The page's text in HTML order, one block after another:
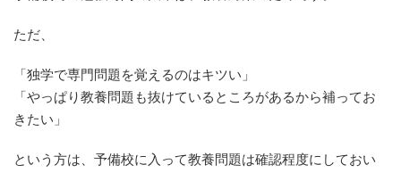
ただ、
「独学で専門問題を覚えるのはキツい」
「やっぱり教養問題も抜けているところがあるから補ってお
きたい」
という方は、予備校に入って教養問題は確認程度にしておい